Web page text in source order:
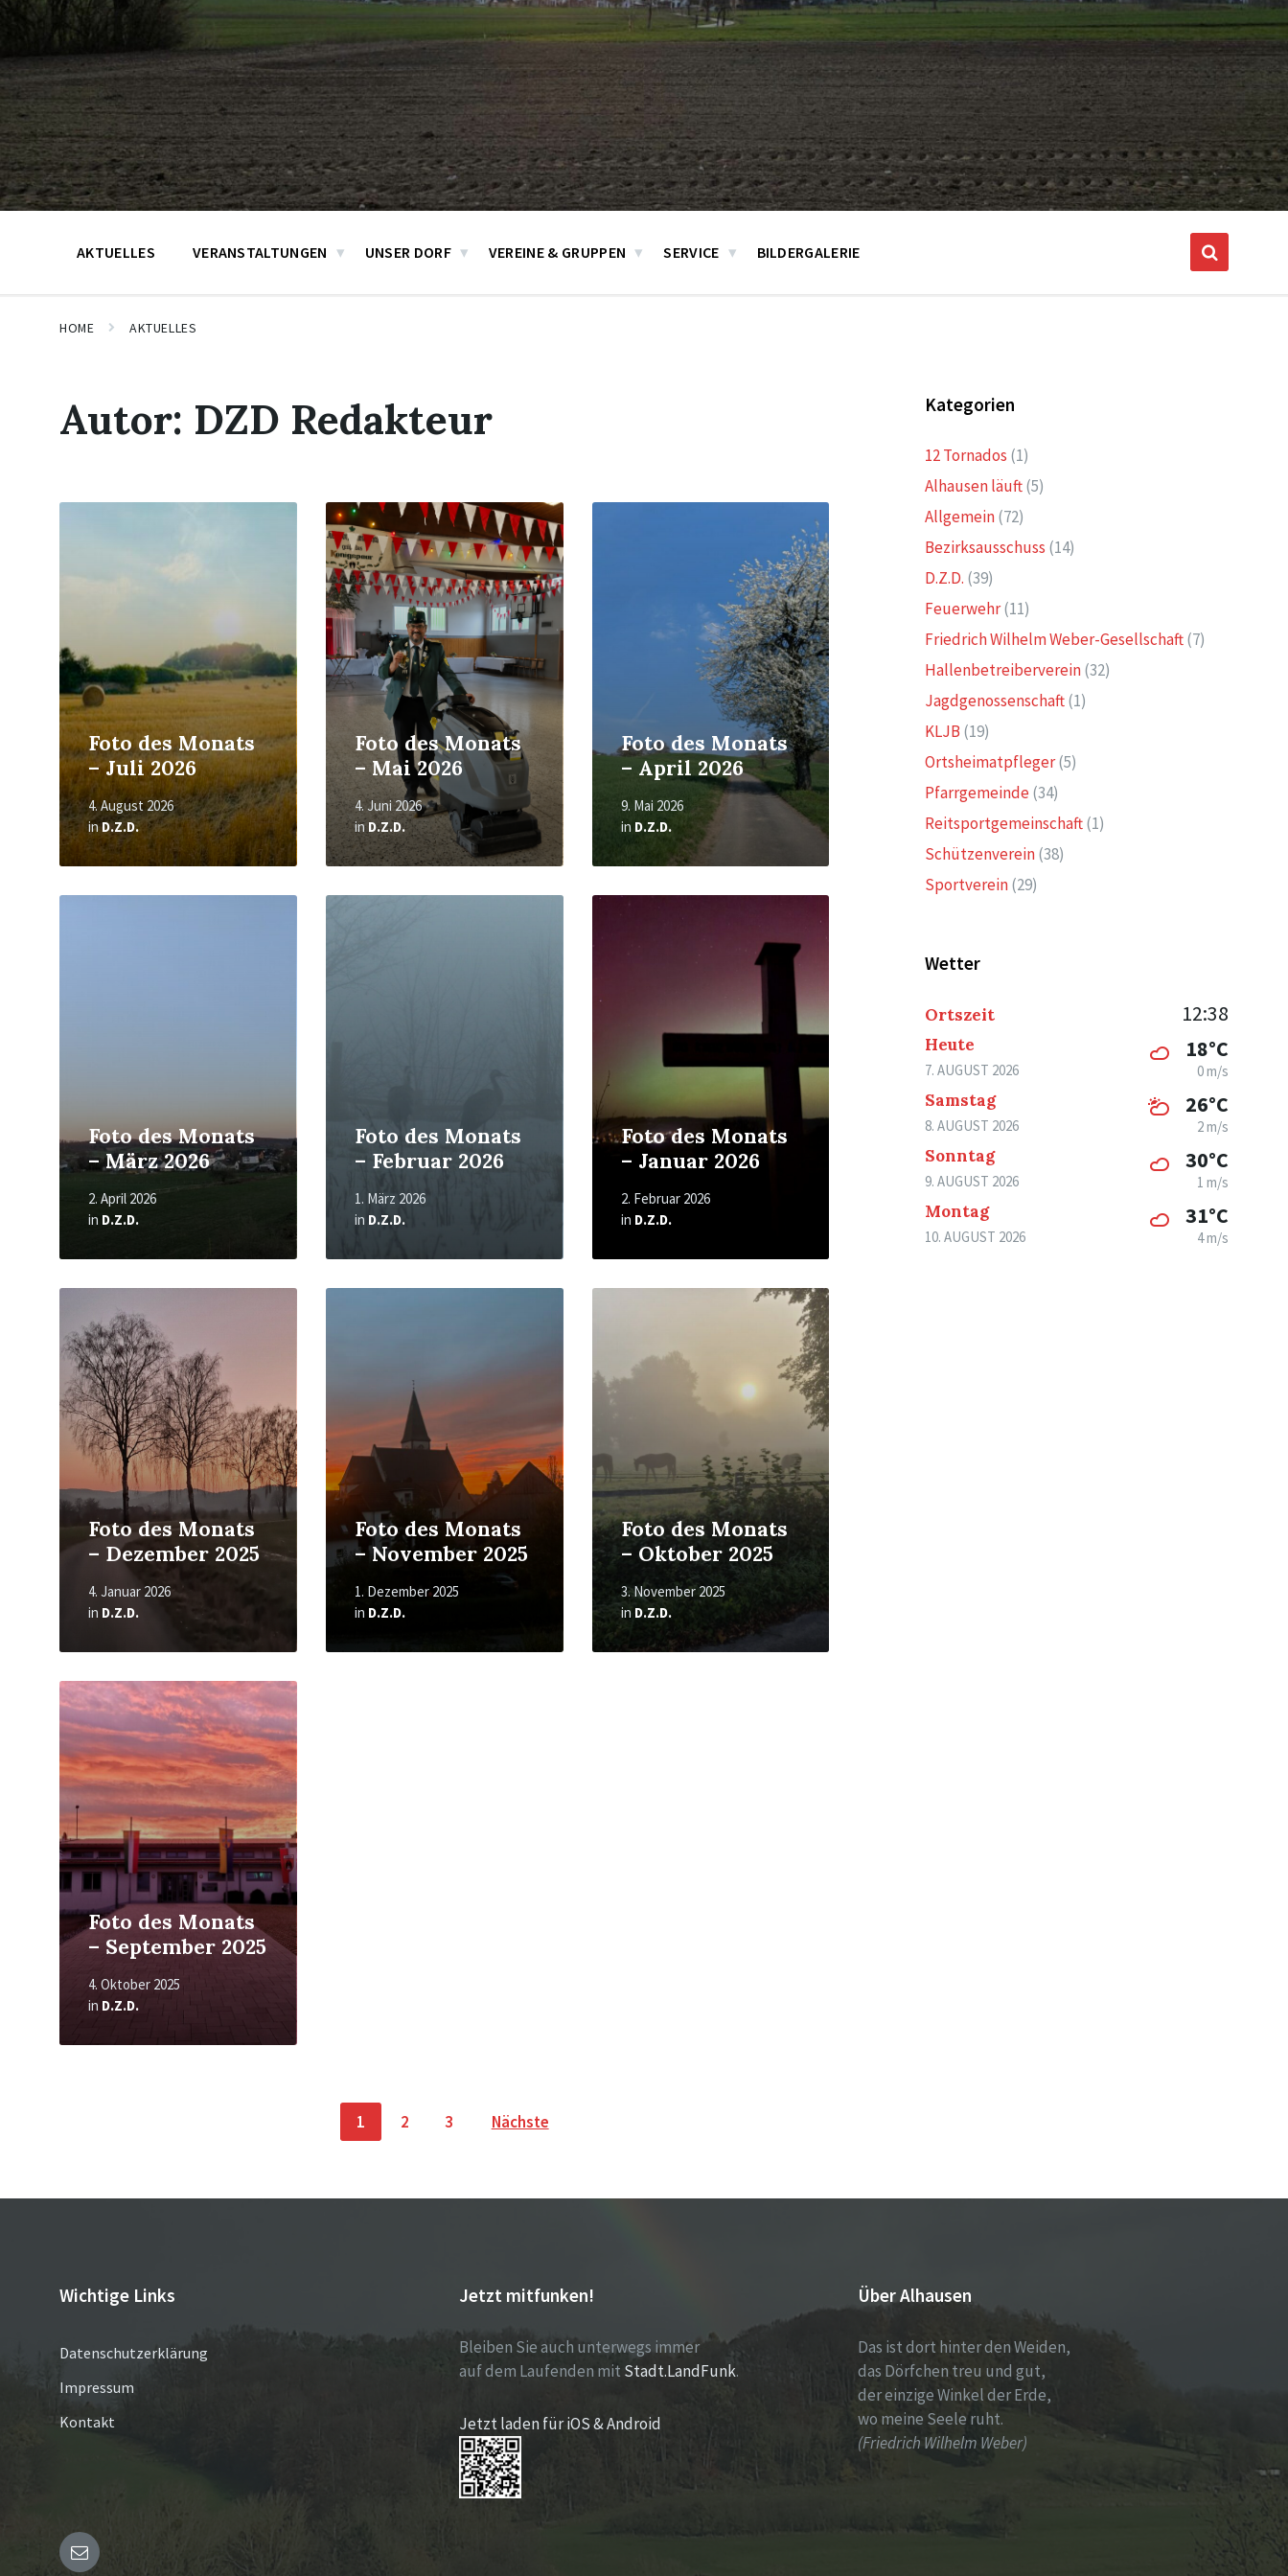
AKTUELLES VERANSTALTUNGEN UNSER DORF VEREINE & GRUPPEN SERVICE BILDERGALERIE
HOME AKTUELLES
Autor: DZD Redakteur
Foto des Monats
– Juli 2026
4. August 2026
inD.Z.D.
Read
Foto des Monats
– Mai 2026
4. Juni 2026
inD.Z.D.
Read
More
Foto des Monats
– April 2026
9. Mai 2026
in D.Z.D.
Read
Foto des Monats
– März 2026
2. April 2026
in D.Z.D.
Read
Foto des Monats
– Februar 2026
1. März 2026
in D.Z.D.
Read
Foto des Monats
– Januar 2026
2. Februar 2026
in D.Z.D.
Read
Foto des Monats
– Dezember 2025
4. Januar 2026
in D.Z.D.
Read
Foto des Monats
– November 2025
1. Dezember 2025
in D.Z.D.
Read
Foto des Monats
– Oktober 2025
3. November 2025
in D.Z.D.
Read
Foto des Monats
– September 2025
4. Oktober 2025
in D.Z.D.
Read
More
Seitennummerierung
Beiträge
1 2 3 Nächste
Kategorien
12 Tornados (1)
Alhausen läuft(5)
Allgemein(72)
Bezirksausschuss (14)
D.Z.D. (39)
Feuerwehr(11)
Friedrich Wilhelm Weber-Gesellschaft(7)
Hallenbetreiberverein(32)
Jagdgenossenschaft(1)
KLJB (19)
Ortsheimatpfleger(5)
Pfarrgemeinde(34)
Reitsportgemeinschaft(1)
Schützenverein(38)
Sportverein(29)
Wetter
Ortszeit 12:38
Heute
7. AUGUST 2026
18°C
0 m/s
Samstag
8. AUGUST 2026
26°C
2 m/s
Sonntag
9. AUGUST 2026
30°C
1 m/s
Montag
10. AUGUST 2026
31°C
4 m/s
Wichtige Links
Datenschutzerklärung
Impressum
Kontakt
Jetzt mitfunken!
Bleiben Sie auch unterwegs immer
auf dem Laufenden mit Stadt.LandFunk.
Jetzt laden für iOS & Android
Über Alhausen
Das ist dort hinter den Weiden,
das Dörfchen treu und gut,
der einzige Winkel der Erde,
wo meine Seele ruht.
(Friedrich Wilhelm Weber)
Email